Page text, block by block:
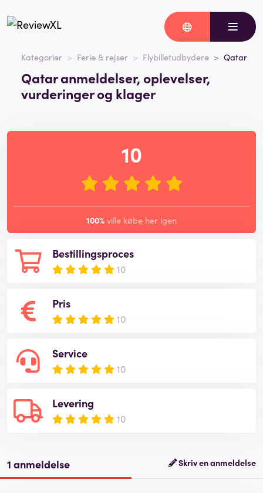
Kategorier Ferie & rejser Flybilletudbydere Qatar
Qatar anmeldelser, oplevelser,
vurderinger og klager
Bestillingsproces
10
Pris
10
Service
10
Levering
10
10
100% ville købe her igen
1 anmeldelse Skriv en anmeldelse